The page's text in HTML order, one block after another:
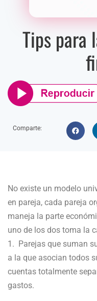
Tips para
Comparte:
No existe un modelo
en pareja, cada pareja
maneja la parte
uno de los dos toma la
1. Parejas que suman
a la que asocian todos
cuentas totalmente
gastos.